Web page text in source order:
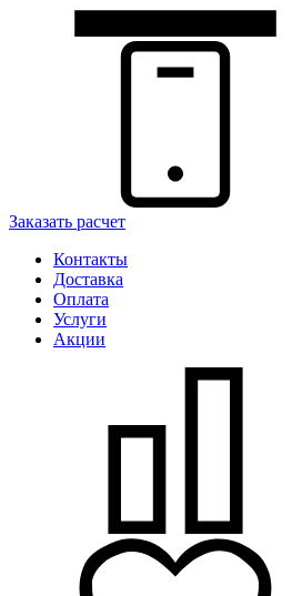
Заказать расчет
Контакты
Доставка
Оплата
Услуги
Акции